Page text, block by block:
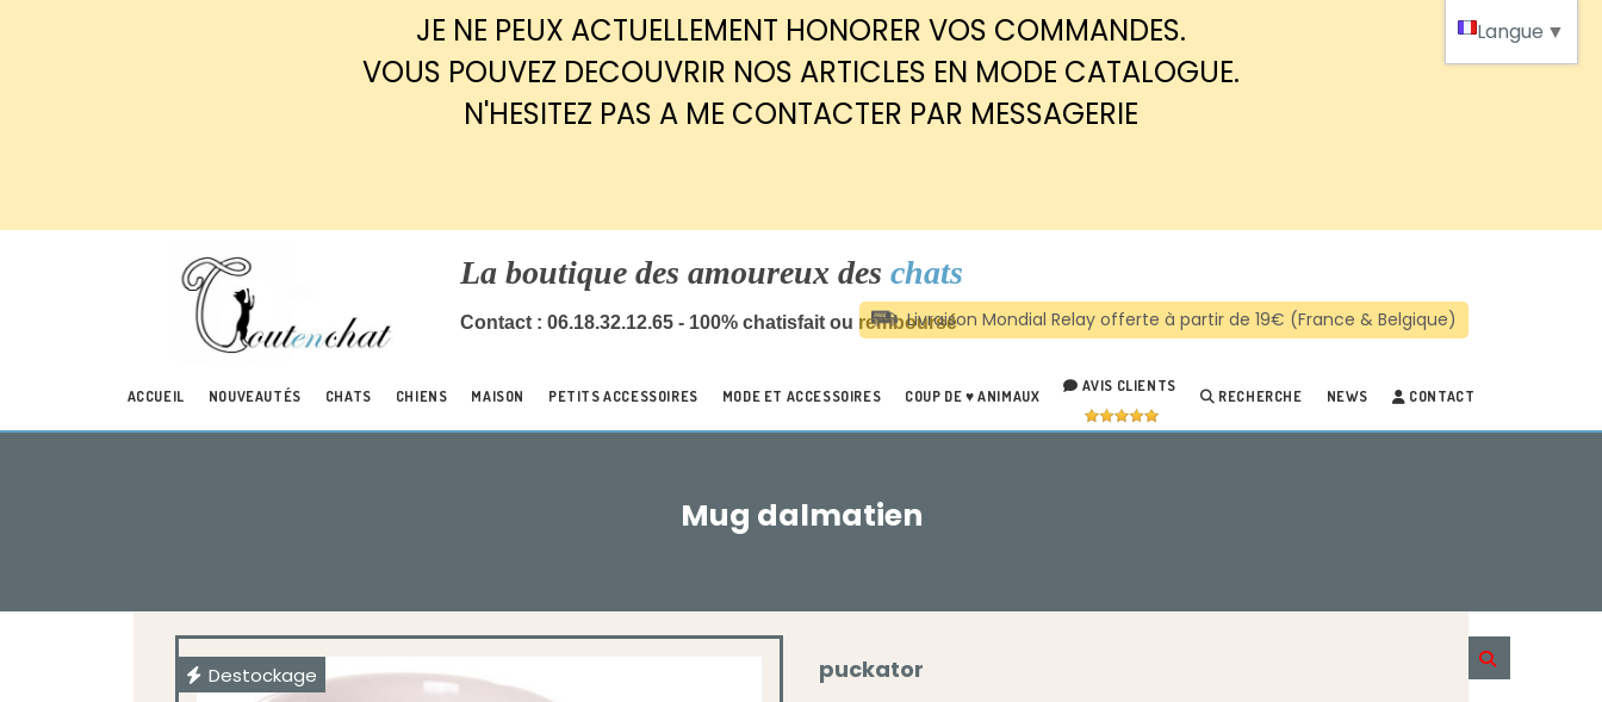
JE NE PEUX ACTUELLEMENT HONORER VOS COMMANDES.
VOUS POUVEZ DECOUVRIR NOS ARTICLES EN MODE CATALOGUE.
N'HESITEZ PAS A ME CONTACTER PAR MESSAGERIE
La boutique des amoureux des chats
Contact : 06.18.32.12.65 - 100% chatisfait ou remboursé
ACCUEIL NOUVEAUTÉS CHATS CHIENS MAISON PETITS ACCESSOIRES MODE ET ACCESSOIRES COUP DE ♥ ANIMAUX
AVIS CLIENTS
RECHERCHE NEWS CONTACT
Mug dalmatien
Destockage puckator
Langue ▼